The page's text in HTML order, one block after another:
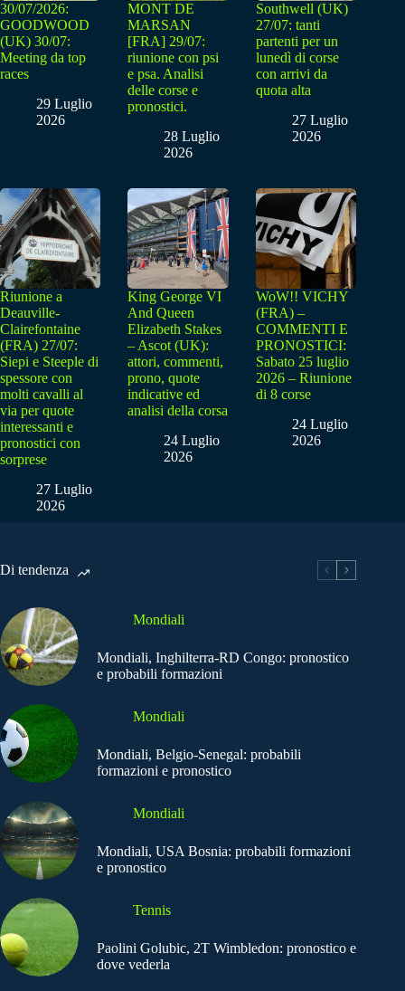
30/07/2026:
GOODWOOD
(UK) 30/07:
Meeting da top
races
29 Luglio
2026
MONT DE
MARSAN
[FRA] 29/07:
riunione con psi
e psa. Analisi
delle corse e
pronostici.
28 Luglio
2026
Southwell (UK)
27/07: tanti
partenti per un
lunedì di corse
con arrivi da
quota alta
27 Luglio
2026
Riunione a
Deauville-
Clairefontaine
(FRA) 27/07:
Siepi e Steeple di
spessore con
molti cavalli al
via per quote
interessanti e
pronostici con
sorprese
27 Luglio
2026
King George VI
And Queen
Elizabeth Stakes
– Ascot (UK):
attori, commenti,
prono, quote
indicative ed
analisi della corsa
24 Luglio
2026
WoW!! VICHY
(FRA) –
COMMENTI E
PRONOSTICI:
Sabato 25 luglio
2026 – Riunione
di 8 corse
24 Luglio
2026
Di tendenza
Mondiali
Mondiali, Inghilterra-RD Congo: pronostico
e probabili formazioni
Mondiali
Mondiali, Belgio-Senegal: probabili
formazioni e pronostico
Mondiali
Mondiali, USA Bosnia: probabili formazioni
e pronostico
Tennis
Paolini Golubic, 2T Wimbledon: pronostico e
dove vederla